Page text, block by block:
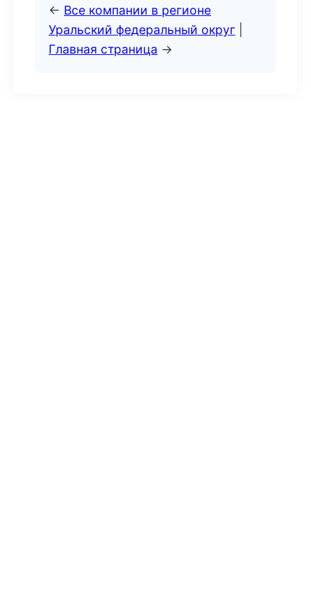
← Все компании в регионе
Уральский федеральный округ
Главная страница →